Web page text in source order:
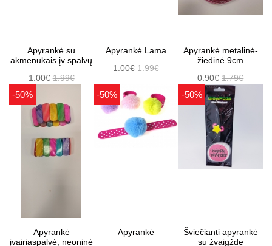
Apyrankė su
akmenukais įv spalvų
1.00€1.99€
Apyrankė Lama
1.00€ 1.99€
Apyrankė metalinė-
žiedinė 9cm
0.90€1.79€
-50%
Apyrankė
įvairiaspalvė, neoninė
-50%
Apyrankė
-50%
Šviečianti apyrankė
su žvaigžde